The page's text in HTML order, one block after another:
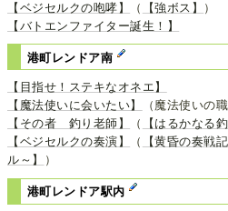
【ベジセルクの咆哮】
（ 【強ボス】
）
【バトエンファイター誕生！】
港町レンドア南
【目指せ！ステキなオネエ】
【魔法使いに会いたい】
（魔法使いの
【その者 釣り老師】
（ 【はるかなる
【ベジセルクの奏演】
（
【黄昏の奏
ル～】
）
港町レンドア駅内